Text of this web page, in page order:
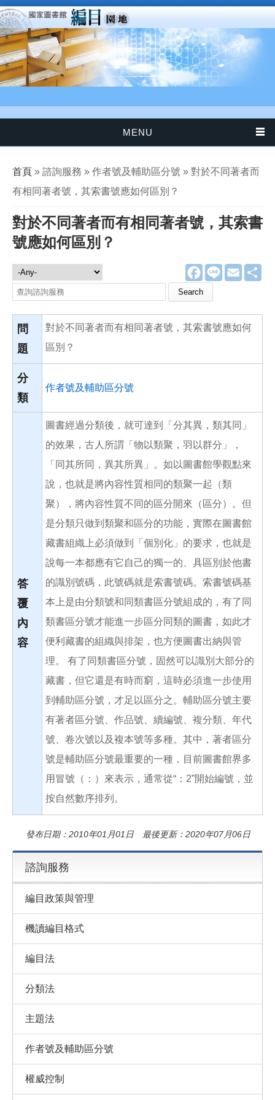
移至主內容
MENU
您在這裡
首頁 » 諮詢服務 » 作者號及輔助區分號 » 對於不同著者而
有相同著者號，其索書號應如何區別？
對於不同著者而有相同著者號，其索書
號應如何區別？
F
a
e
o
o
L
E
m
諮詢服務
Search this site
問
題
對於不同著者而有相同著者號，其索書號應如何
區別？
分
類
作者號及輔助區分號
答
覆
內
容
圖書經過分類後，就可達到「分其異，類其同」
的效果，古人所謂「物以類聚，羽以群分」，
「同其所同，異其所異」。如以圖書館學觀點來
說，也就是將內容性質相同的類聚一起（類
聚），將內容性質不同的區分開來（區分）。但
是分類只做到類聚和區分的功能，實際在圖書館
藏書組織上必須做到「個別化」的要求，也就是
說每一本都應有它自己的獨一的、具區別於他書
的識別號碼，此號碼就是索書號碼。索書號碼基
本上是由分類號和同類書區分號組成的，有了同
類書區分號才能進一步區分同類的圖書，如此才
便利藏書的組織與排架，也方便圖書出納與管
理。 有了同類書區分號，固然可以識別大部分的
藏書，但它還是有時而窮，這時必須進一步使用
到輔助區分號，才足以區分之。輔助區分號主要
有著者區分號、作品號、續編號、複分類、年代
號、卷次號以及複本號等多種。其中，著者區分
號是輔助區分號最重要的一種，目前圖書館界多
用冒號（：）來表示，通常從“：2”開始編號，並
按自然數序排列。
發布日期：2010年01月01日 最後更新：2020年07月06日
諮詢服務
編目政策與管理
機讀編目格式
編目法
分類法
主題法
作者號及輔助區分號
權威控制